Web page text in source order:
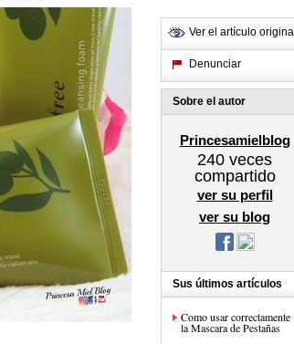
Ver el artículo original
Denunciar
Sobre el autor
Princesamielblog
240 veces
compartido
ver su perfil
ver su blog
Sus últimos artículos
Como usar correctamente
la Mascara de Pestañas